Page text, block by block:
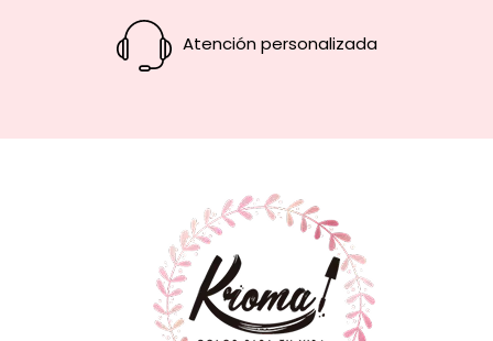
Atención personalizada